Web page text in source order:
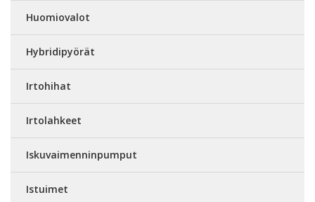
Huomiovalot
Hybridipyörät
Irtohihat
Irtolahkeet
Iskuvaimenninpumput
Istuimet